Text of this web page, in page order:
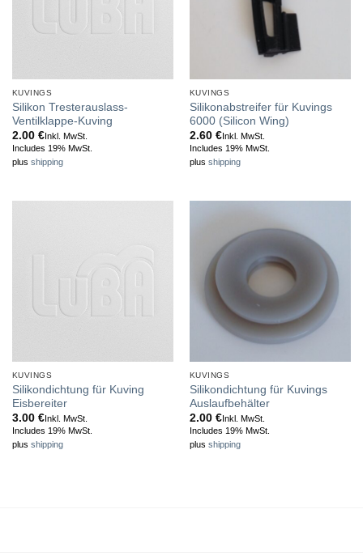
KUVINGS
Silikon Tresterauslass-
Ventilklappe-Kuving
2.00 €Inkl. MwSt.
Includes 19% MwSt.
plus shipping
KUVINGS
Silikonabstreifer für Kuvings
6000 (Silicon Wing)
2.60 €Inkl. MwSt.
Includes 19% MwSt.
plus shipping
KUVINGS
Silikondichtung für Kuving
Eisbereiter
3.00 €Inkl. MwSt.
Includes 19% MwSt.
plus shipping
KUVINGS
Silikondichtung für Kuvings
Auslaufbehälter
2.00 €Inkl. MwSt.
Includes 19% MwSt.
plus shipping